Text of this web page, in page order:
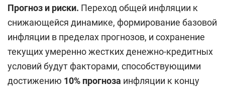
Прогноз и риски. Переход общей инфляции к
снижающейся динамике, формирование базовой
инфляции в пределах прогнозов, и сохранение
текущих умеренно жестких денежно-кредитных
условий будут факторами, способствующими
достижению 10% прогноза инфляции к концу